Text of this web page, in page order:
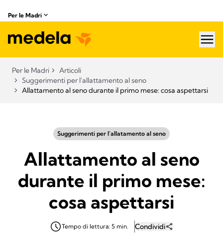
Per le Madri
Per le Madri
Articoli
Suggerimenti per l'allattamento al seno
Allattamento al seno durante il primo mese: cosa aspettarsi
Suggerimenti per l'allatamento al seno
Allattamento al seno
durante il primo mese:
cosa aspettarsi
Tempo di lettura: 5 min. Condividi